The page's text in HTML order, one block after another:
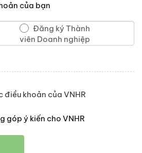
của bạn
Đăng ký Thành
viên Doanh nghiệp
điều khoản của VNHR
góp ý kiến cho VNHR